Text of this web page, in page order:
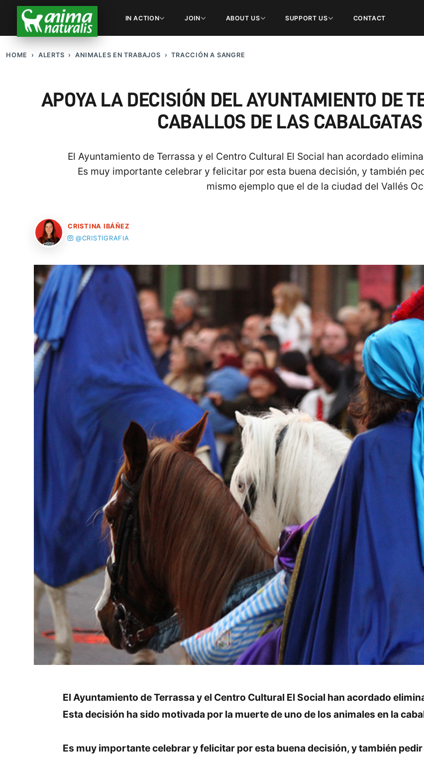
IN ACTION JOIN ABOUT US SUPPORT US CONTACT
HOME ALERTS ANIMALES EN TRABAJOS TRACCIÓN A SANGRE
APOYA LA DECISIÓN DEL AYUNTAMIENTO DE
CABALLOS DE LAS
El Ayuntamiento de Terrassa y el Centro Cultural El Social han acordado
Es muy importante celebrar y felicitar por esta buena decisión, y también
mismo ejemplo que el de la ciudad del Vallés
CRISTINA IBÁÑEZ
@CRISTIGRAFIA
El Ayuntamiento de Terrassa y el Centro Cultural El Social han acordado
Esta decisión ha sido motivada por la muerte de uno de los animales en la
Es muy importante celebrar y felicitar por esta buena decisión, y también